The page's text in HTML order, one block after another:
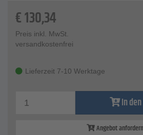
€130,34
Preis inkl. MwSt.
versandkostenfrei
Lieferzeit 7-10 Werktage
In
Angebot anfordern